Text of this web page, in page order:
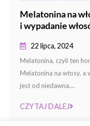
Melatonina na
i wypadanie
22 lipca, 2024
Melatonina, czyli ten
Melatonina na włosy, a
jest od niedawna....
CZYTAJ DALEJ